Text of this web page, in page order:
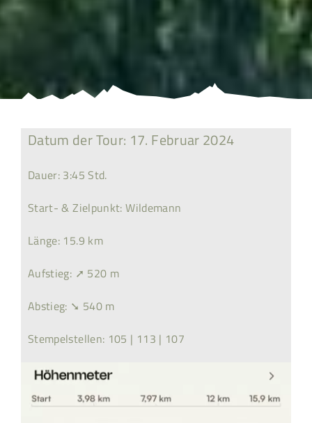
Datum der Tour: 17. Februar 2024
Dauer: 3:45 Std.
Start- & Zielpunkt: Wildemann
Länge: 15.9 km
Aufstieg: ➚ 520 m
Abstieg: ➘ 540 m
Stempelstellen: 105 | 113 | 107